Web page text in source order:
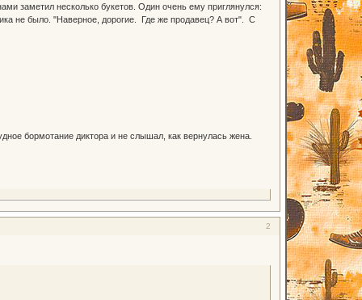
заметил несколько букетов. Один очень ему приглянулся:
не было. "Наверное, дорогие. Где же продавец? А вот". С
бормотание диктора и не слышал, как вернулась жена.
2